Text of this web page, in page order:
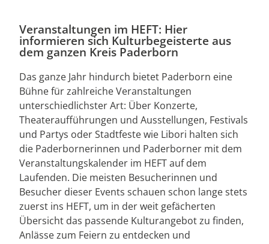
Veranstaltungen im HEFT: Hier
informieren sich Kulturbegeisterte aus
dem ganzen Kreis Paderborn
Das ganze Jahr hindurch bietet Paderborn eine
Bühne für zahlreiche Veranstaltungen
unterschiedlichster Art: Über Konzerte,
Theateraufführungen und Ausstellungen, Festivals
und Partys oder Stadtfeste wie Libori halten sich
die Paderbornerinnen und Paderborner mit dem
Veranstaltungskalender im HEFT auf dem
Laufenden. Die meisten Besucherinnen und
Besucher dieser Events schauen schon lange stets
zuerst ins HEFT, um in der weit gefächerten
Übersicht das passende Kulturangebot zu finden,
Anlässe zum Feiern zu entdecken und